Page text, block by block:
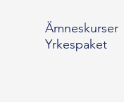
Ämneskurser
Yrkespaket